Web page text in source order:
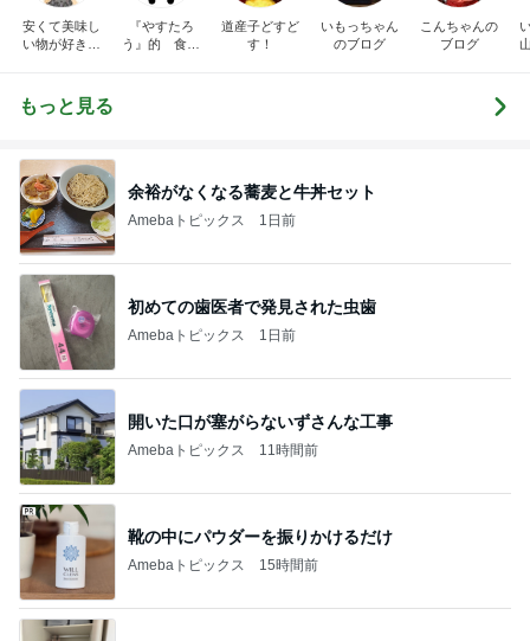
安くて美味し
い物が好き☆
『やすたろ
う』的 食の
道産子どすど
す！
いもっちゃん
のブログ
こんちゃんの
ブログ
もっと見る
余裕がなくなる蕎麦と牛丼セット
Amebaトピックス 1日前
初めての歯医者で発見された虫歯
Amebaトピックス 1日前
開いた口が塞がらないずさんな工事
Amebaトピックス 11時間前
靴の中にパウダーを振りかけるだけ
Amebaトピックス 15時間前